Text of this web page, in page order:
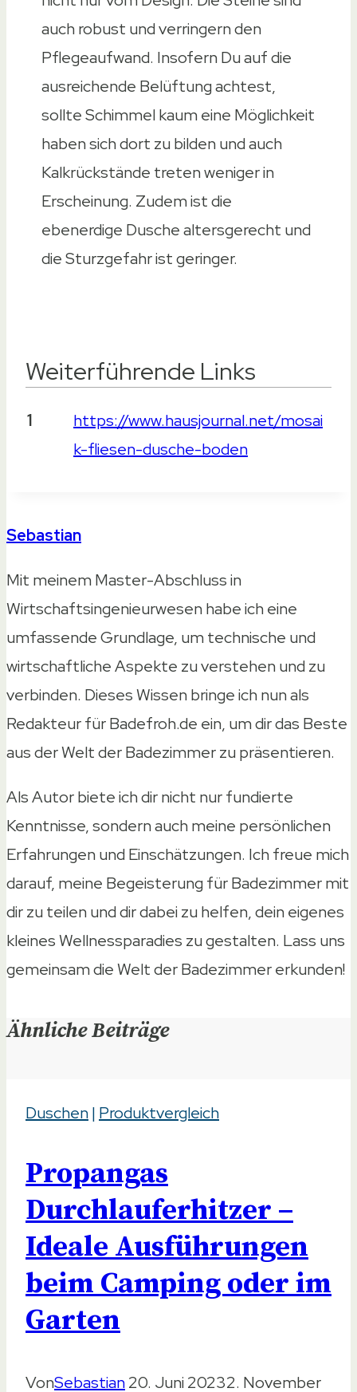
auch robust und verringern den
Pflegeaufwand. Insofern Du auf die
ausreichende Belüftung achtest,
sollte Schimmel kaum eine Möglichkeit
haben sich dort zu bilden und auch
Kalkrückstände treten weniger in
Erscheinung. Zudem ist die
ebenerdige Dusche altersgerecht und
die Sturzgefahr ist geringer.
Weiterführende Links
Weiterführende Links
1
https://www.hausjournal.net/mosai
k-fliesen-dusche-boden
Sebastian
Mit meinem Master-Abschluss in
Wirtschaftsingenieurwesen habe ich eine
umfassende Grundlage, um technische und
wirtschaftliche Aspekte zu verstehen und zu
verbinden. Dieses Wissen bringe ich nun als
Redakteur für Badefroh.de ein, um dir das Beste
aus der Welt der Badezimmer zu präsentieren.
Als Autor biete ich dir nicht nur fundierte
Kenntnisse, sondern auch meine persönlichen
Erfahrungen und Einschätzungen. Ich freue mich
darauf, meine Begeisterung für Badezimmer mit
dir zu teilen und dir dabei zu helfen, dein eigenes
kleines Wellnessparadies zu gestalten. Lass uns
gemeinsam die Welt der Badezimmer erkunden!
Ähnliche Beiträge
Duschen| Produktvergleich
Propangas
Durchlauferhitzer –
Ideale Ausführungen
beim Camping oder im
Garten
VonSebastian20. Juni 20232. November